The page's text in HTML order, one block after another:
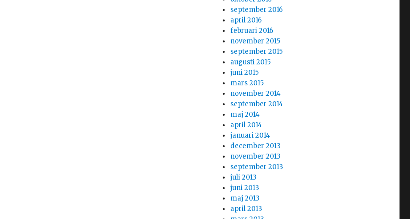
september 2016
april 2016
februari 2016
november 2015
september 2015
augusti 2015
juni 2015
mars 2015
november 2014
september 2014
maj 2014
april 2014
januari 2014
december 2013
november 2013
september 2013
juli 2013
juni 2013
maj 2013
april 2013